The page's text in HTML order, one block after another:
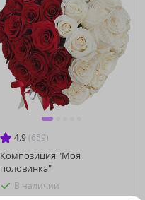
4.9 (659)
Композиция "Моя
половинка"
В наличии